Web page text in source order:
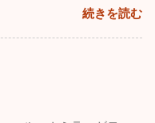
続きを読む